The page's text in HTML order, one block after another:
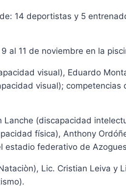
14 deportistas y 5
11 de noviembre en la
visual), Eduardo
visual); competencias
(discapacidad
física), Anthony
estadio federativo de
Lic. Cristian Leiva y